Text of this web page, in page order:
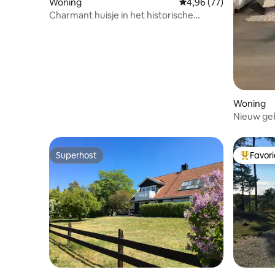
Charmant huisje in het historische
Woning
Superhost
Superhost